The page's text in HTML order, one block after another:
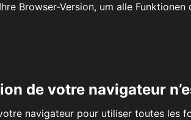
Browser-Version, um alle
de votre navigateur
navigateur pour utiliser toutes les